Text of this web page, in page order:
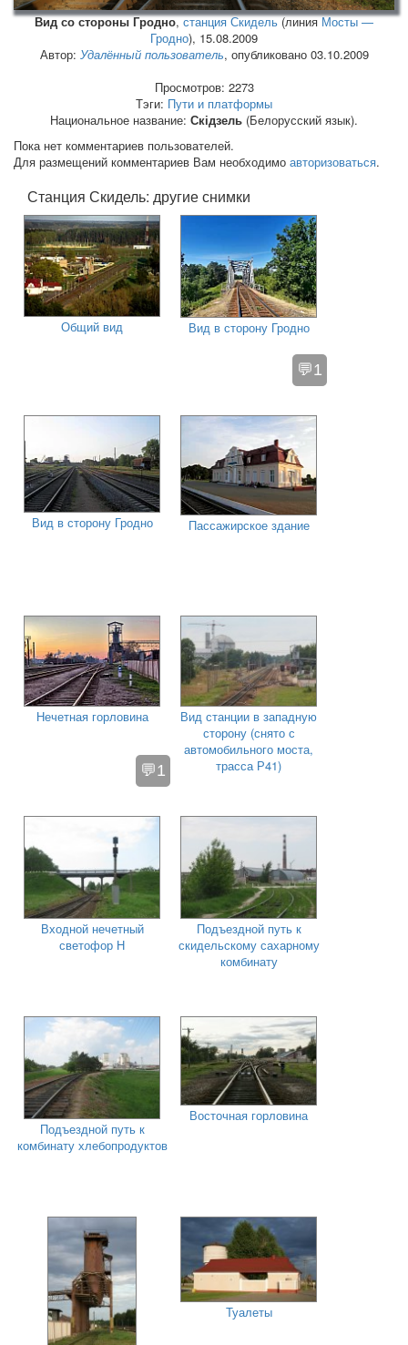
Вид со стороны Гродно,станция Скидель (линияМосты —
Гродно), 15.08.2009
Автор: Удалённый пользователь, опубликовано 03.10.2009
Просмотров: 2273
Тэги: Пути и платформы
Национальное название: Скідзель (Белорусский язык).
Пока нет комментариев пользователей.
Для размещений комментариев Вам необходимо авторизоваться.
Станция Скидель: другие снимки
Общий вид
💬1
Вид в сторону Гродно
Вид в сторону Гродно Пассажирское здание
💬1
Нечетная горловина
Вид станции в западную
сторону (снято с
автомобильного моста,
трасса Р41)
Входной нечетный
светофор Н
Подъездной путь к
скидельскому сахарному
комбинату
Подъездной путь к
комбинату хлебопродуктов
Восточная горловина
Туалеты